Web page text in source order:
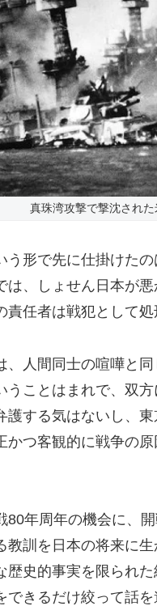
真珠湾攻撃で撃沈された
形で先に仕掛けた
は、しょせん日本が
責任者は戦犯として処
、人間同士の喧嘩と
うことはまれで、双
護する気はないし、
かつ客観的に戦争の
80年周年の機会に、
教訓を日本の将来に
歴史的事実を限られ
きるだけ絞って話を